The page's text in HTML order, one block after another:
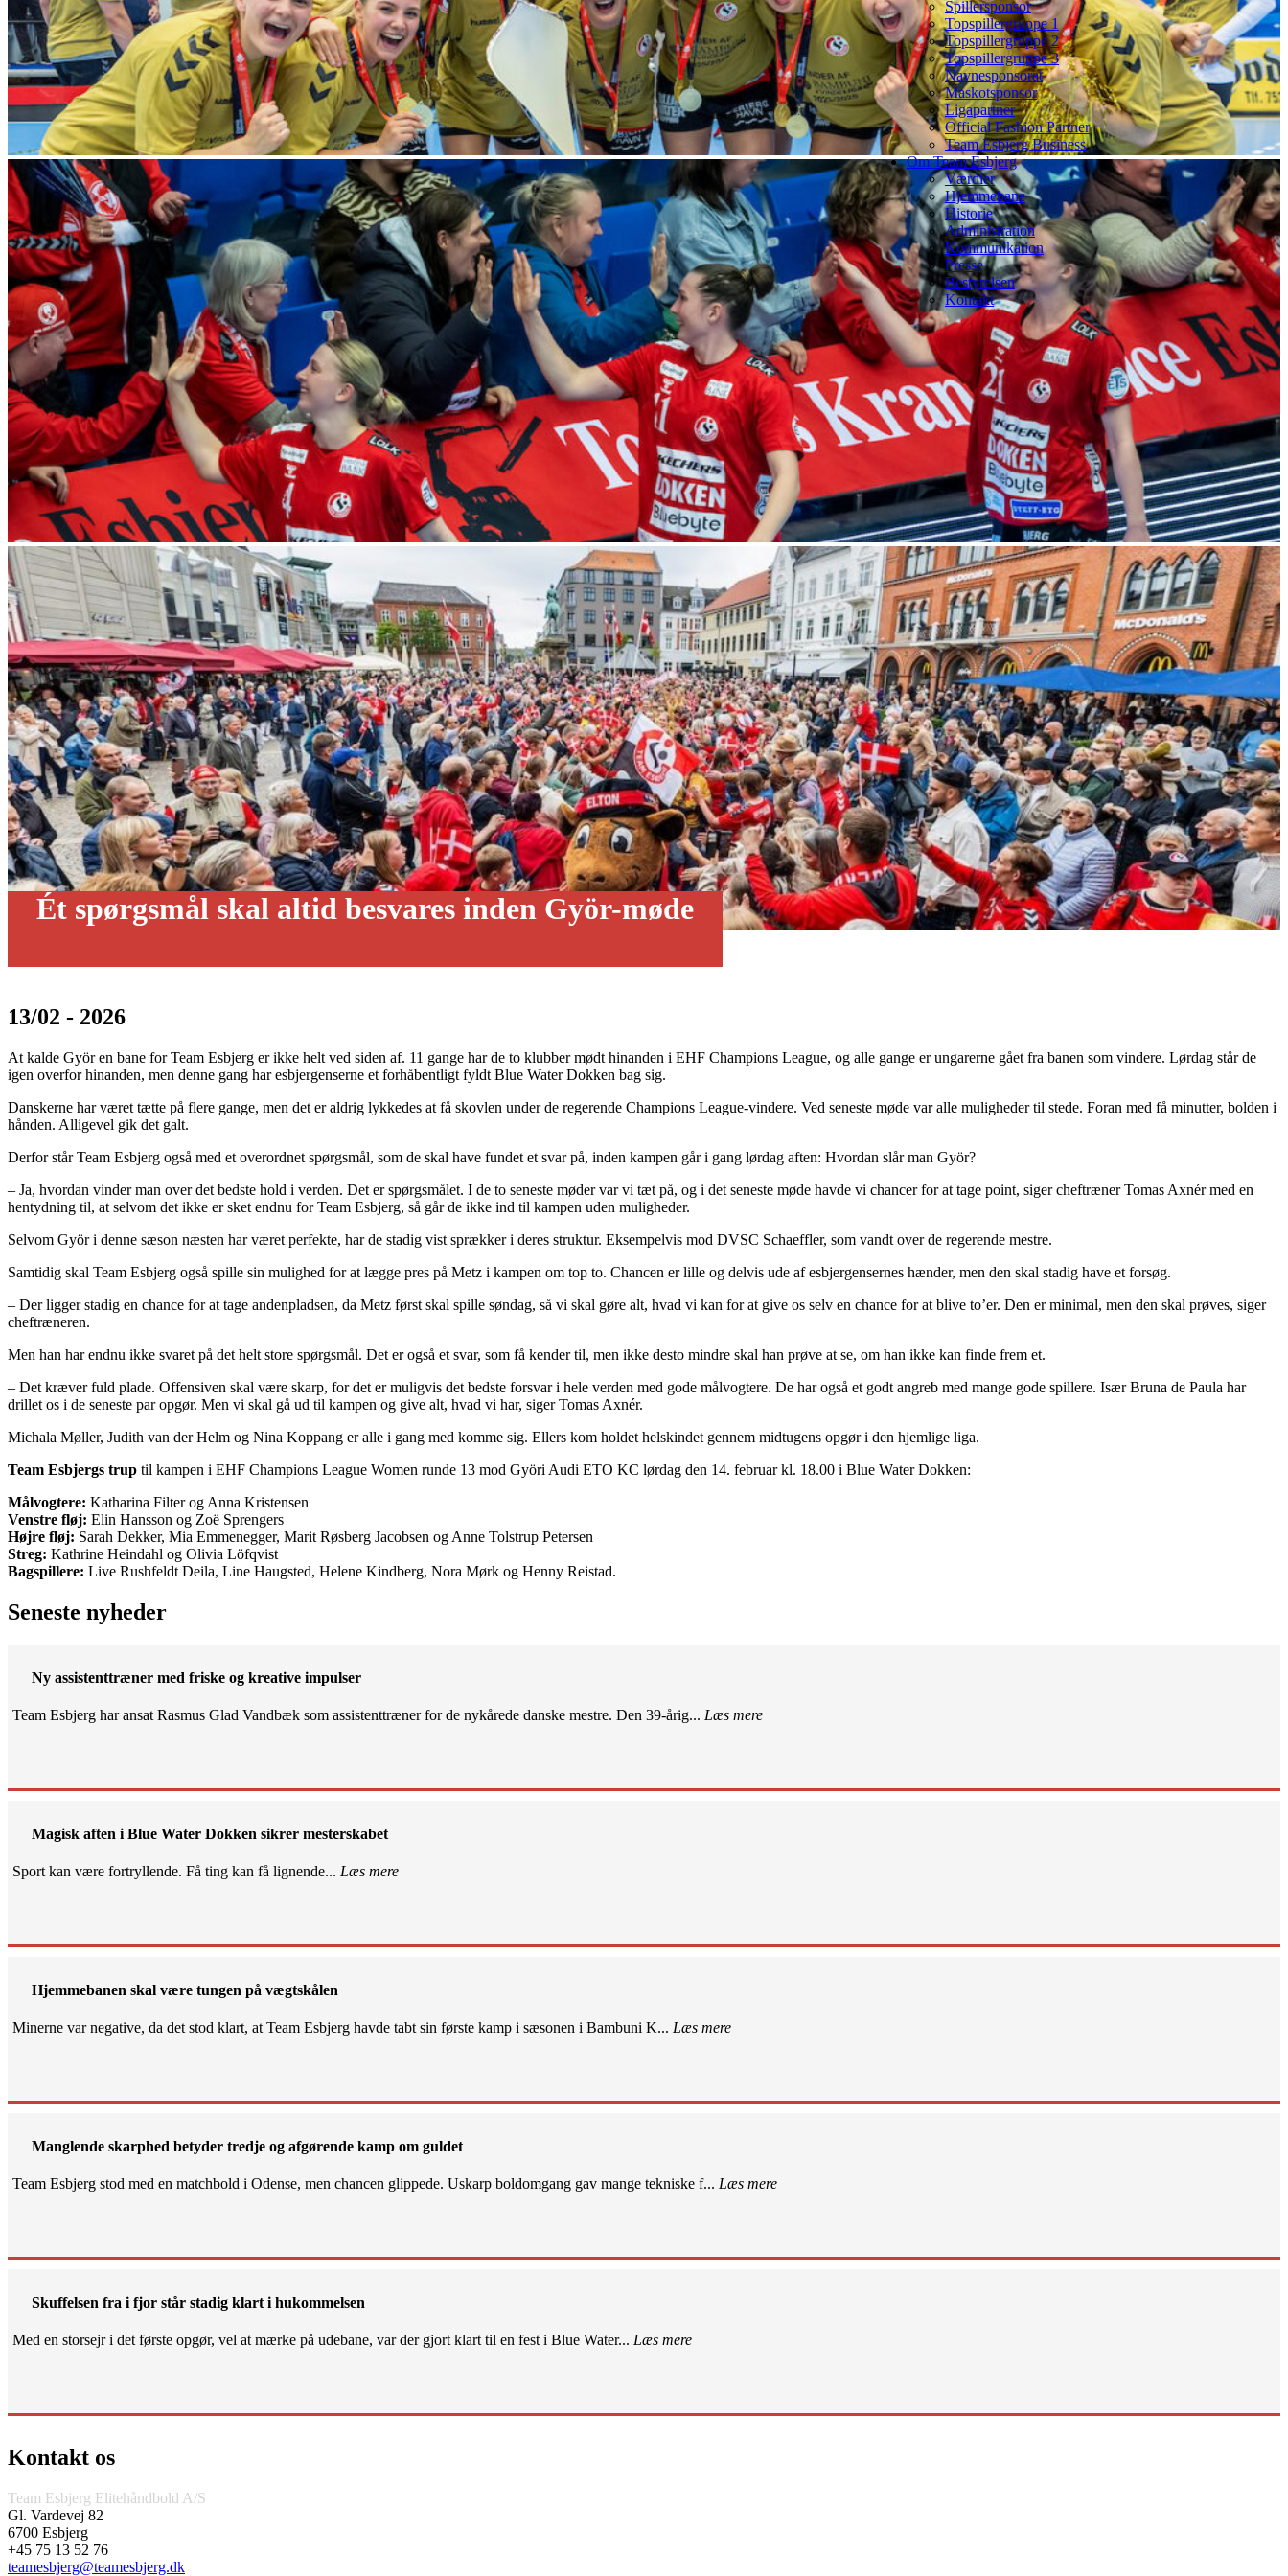
Spillersponsor
Topspillergruppe 1
Topspillergruppe 2
Topspillergruppe 3
Navnesponsorat
Maskotsponsor
Ligapartner
Official Fashion Partner
Team Esbjerg Business
Om Team Esbjerg
Værdier
Hjemmebane
Historie
Administration
Kommunikation
Presse
Bestyrelsen
Kontakt
Ét spørgsmål skal altid besvares inden Györ-møde
13/02 - 2026
At kalde Györ en bane for Team Esbjerg er ikke helt ved siden af. 11 gange har de to klubber mødt hinanden i EHF Champions League, og alle gange er ungarerne gået fra banen som vindere. Lørdag står de
igen overfor hinanden, men denne gang har esbjergenserne et forhåbentligt fyldt Blue Water Dokken bag sig.
Danskerne har været tætte på flere gange, men det er aldrig lykkedes at få skovlen under de regerende Champions League-vindere. Ved seneste møde var alle muligheder til stede. Foran med få minutter, bolden i
hånden. Alligevel gik det galt.
Derfor står Team Esbjerg også med et overordnet spørgsmål, som de skal have fundet et svar på, inden kampen går i gang lørdag aften: Hvordan slår man Györ?
– Ja, hvordan vinder man over det bedste hold i verden. Det er spørgsmålet. I de to seneste møder var vi tæt på, og i det seneste møde havde vi chancer for at tage point, siger cheftræner Tomas Axnér med en
hentydning til, at selvom det ikke er sket endnu for Team Esbjerg, så går de ikke ind til kampen uden muligheder.
Selvom Györ i denne sæson næsten har været perfekte, har de stadig vist sprækker i deres struktur. Eksempelvis mod DVSC Schaeffler, som vandt over de regerende mestre.
Samtidig skal Team Esbjerg også spille sin mulighed for at lægge pres på Metz i kampen om top to. Chancen er lille og delvis ude af esbjergensernes hænder, men den skal stadig have et forsøg.
– Der ligger stadig en chance for at tage andenpladsen, da Metz først skal spille søndag, så vi skal gøre alt, hvad vi kan for at give os selv en chance for at blive to’er. Den er minimal, men den skal prøves, siger
cheftræneren.
Men han har endnu ikke svaret på det helt store spørgsmål. Det er også et svar, som få kender til, men ikke desto mindre skal han prøve at se, om han ikke kan finde frem et.
– Det kræver fuld plade. Offensiven skal være skarp, for det er muligvis det bedste forsvar i hele verden med gode målvogtere. De har også et godt angreb med mange gode spillere. Især Bruna de Paula har
drillet os i de seneste par opgør. Men vi skal gå ud til kampen og give alt, hvad vi har, siger Tomas Axnér.
Michala Møller, Judith van der Helm og Nina Koppang er alle i gang med komme sig. Ellers kom holdet helskindet gennem midtugens opgør i den hjemlige liga.
Team Esbjergs trup til kampen i EHF Champions League Women runde 13 mod Györi Audi ETO KC lørdag den 14. februar kl. 18.00 i Blue Water Dokken:
Målvogtere: Katharina Filter og Anna Kristensen
Venstre fløj: Elin Hansson og Zoë Sprengers
Højre fløj: Sarah Dekker, Mia Emmenegger, Marit Røsberg Jacobsen og Anne Tolstrup Petersen
Streg: Kathrine Heindahl og Olivia Löfqvist
Bagspillere: Live Rushfeldt Deila, Line Haugsted, Helene Kindberg, Nora Mørk og Henny Reistad.
Seneste nyheder
Ny assistenttræner med friske og kreative impulser
Team Esbjerg har ansat Rasmus Glad Vandbæk som assistenttræner for de nykårede danske mestre. Den 39-årig... Læs mere
Magisk aften i Blue Water Dokken sikrer mesterskabet
Sport kan være fortryllende. Få ting kan få lignende... Læs mere
Hjemmebanen skal være tungen på vægtskålen
Minerne var negative, da det stod klart, at Team Esbjerg havde tabt sin første kamp i sæsonen i Bambuni K... Læs mere
Manglende skarphed betyder tredje og afgørende kamp om guldet
Team Esbjerg stod med en matchbold i Odense, men chancen glippede. Uskarp boldomgang gav mange tekniske f... Læs mere
Skuffelsen fra i fjor står stadig klart i hukommelsen
Med en storsejr i det første opgør, vel at mærke på udebane, var der gjort klart til en fest i Blue Water... Læs mere
Kontakt os
Team Esbjerg Elitehåndbold A/S
Gl. Vardevej 82
6700 Esbjerg
+45 75 13 52 76
teamesbjerg@teamesbjerg.dk